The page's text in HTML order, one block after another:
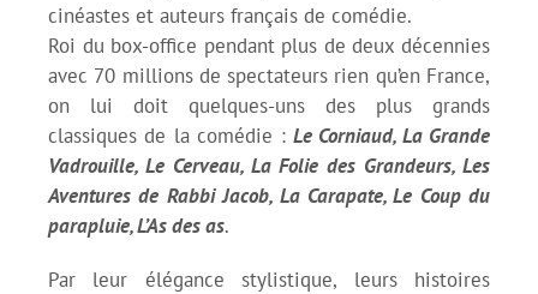
cinéastes et auteurs français de comédie.
Roi du box-office pendant plus de deux décennies
avec 70 millions de spectateurs rien qu’en France,
on lui doit quelques-uns des plus grands
classiques de la comédie : Le Corniaud, La Grande
Vadrouille, Le Cerveau, La Folie des Grandeurs, Les
Aventures de Rabbi Jacob, La Carapate, Le Coup du
parapluie, L’As des as.
Par leur élégance stylistique, leurs histoires